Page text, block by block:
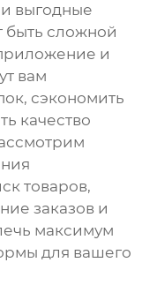
выгодные
быть сложной
и
вам
сэкономить
качество
товаров,
заказов и
максимум
для вашего